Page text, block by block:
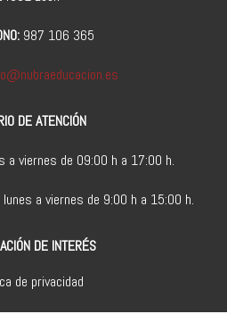
987 106 365
DE ATENCIÓN
a viernes de 09:00 h a 17:00 h.
a viernes de 9:00 h a 15:00 h.
DE INTERÉS
de privacidad